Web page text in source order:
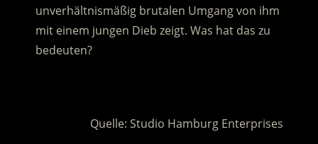
unverhältnismäßig brutalen Umgang von ihm
mit einem jungen Dieb zeigt. Was hat das zu
bedeuten?
Quelle: Studio Hamburg Enterprises